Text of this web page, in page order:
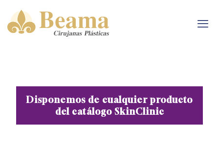
Disponemos de cualquier producto
del catálogo SkinClinic